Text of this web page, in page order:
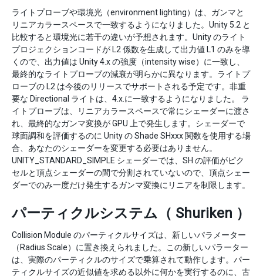
ライトプローブや環境光（environment lighting）は、ガンマと
リニアカラースペースで一致するようになりました。Unity 5.2 と
比較すると環境光に若干の違いが予想されます。Unity のライト
プロジェクションコードが L2 係数を生成して出力値 L1 のみを導
くので、出力値は Unity 4.x の強度（intensity wise）に一致し、
最終的なライトプローブの減衰が明らかに異なります。ライトプ
ローブの L2 は今後のリリースでサポートされる予定です。非重
要な Directional ライトは、4.x.に一致するようになりました。 ラ
イトプローブは、リニアカラースペースで常にシェーダーに渡さ
れ、最終的なガンマ変換が GPU 上で発生します。シェーダーで
球面調和を評価するのに Unity の Shade SHxxx 関数を使用する場
合、あなたのシェーダーを変更する必要はありません。
UNITY_STANDARD_SIMPLE シェーダーでは、SH の評価がピク
セルと頂点シェーダーの間で分割されていないので、頂点シェー
ダーでのみ一度だけ発生するガンマ変換にリニアを制限します。
パーティクルシステム（ Shuriken ）
Collision Module のパーティクルサイズは、新しいパラメーター
（Radius Scale）に置き換えられました。この新しいパラーター
は、実際のパーティクルのサイズで乗算されて動作します。パー
ティクルサイズの近似値を求める以外に何かを実行するのに、古